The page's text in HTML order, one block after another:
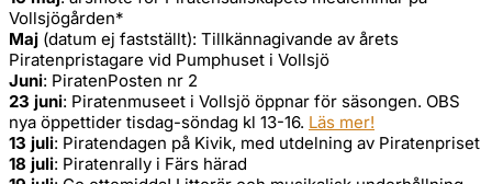
Vollsjögården*
Maj (datum ej fastställt): Tillkännagivande av årets
Piratenpristagare vid Pumphuset i Vollsjö
Juni: PiratenPosten nr 2
23 juni: Piratenmuseet i Vollsjö öppnar för säsongen. OBS
nya öppettider tisdag-söndag kl 13-16. Läs mer!
13 juli: Piratendagen på Kivik, med utdelning av Piratenpriset
18 juli: Piratenrally i Färs härad